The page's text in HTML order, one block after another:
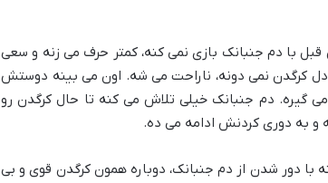
با دم جنبانک بازی نمی کنه، کمتر حرف می زنه و سعی
کرگدن نمی دونه، ناراحت می شه. اون می بینه دوستش
گیره. دم جنبانک خیلی تلاش می کنه تا حال کرگدن رو
و به دوری کردنش ادامه می ده.
با دور شدن از دم جنبانک، دوباره همون کرگدن قوی و بی